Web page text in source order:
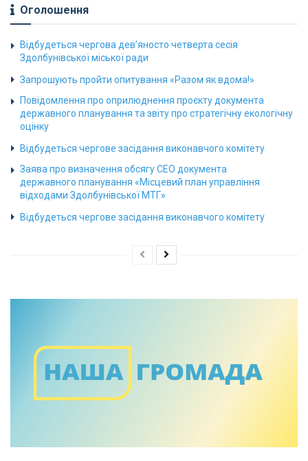
Оголошення
Відбудеться чергова дев’яносто четверта сесія
Здолбунівської міської ради
Запрошують пройти опитування «Разом як вдома!»
Повідомлення про оприлюднення проєкту документа
державного планування та звіту про стратегічну екологічну
оцінку
Відбудеться чергове засідання виконавчого комітету
Заява про визначення обсягу СЕО документа
державного планування «Місцевий план управління
відходами Здолбунівської МТГ»
Відбудеться чергове засідання виконавчого комітету